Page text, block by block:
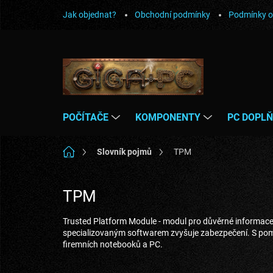
Jak objednat? Obchodní podmínky Podmínky
POČÍTAČE KOMPONENTY PC
Domů Slovník pojmů TPM
TPM
Trusted Platform Module - modul pro důvěrné
specializovaným softwarem zvyšuje zabezpečení. S
firemních notebooků a PC.